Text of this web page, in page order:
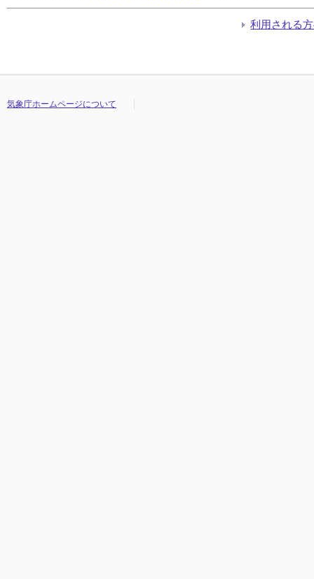
利用される
気象庁ホームページについて